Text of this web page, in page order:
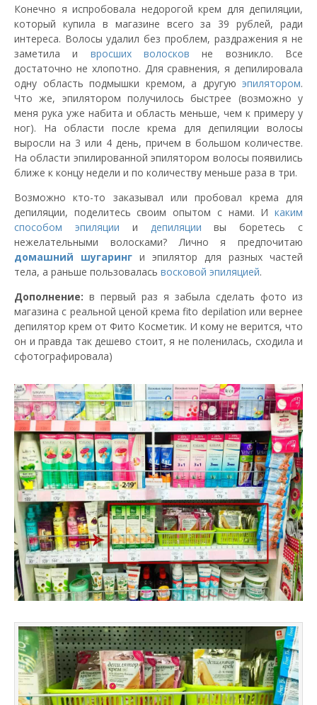
Конечно я испробовала недорогой крем для депиляции,
который купила в магазине всего за 39 рублей, ради
интереса. Волосы удалил без проблем, раздражения я не
заметила и вросших волосков не возникло. Все
достаточно не хлопотно. Для сравнения, я депилировала
одну область подмышки кремом, а другую эпилятором.
Что же, эпилятором получилось быстрее (возможно у
меня рука уже набита и область меньше, чем к примеру у
ног). На области после крема для депиляции волосы
выросли на 3 или 4 день, причем в большом количестве.
На области эпилированной эпилятором волосы появились
ближе к концу недели и по количеству меньше раза в три.
Возможно кто-то заказывал или пробовал крема для
депиляции, поделитесь своим опытом с нами. И каким
способом эпиляции и депиляции вы боретесь с
нежелательными волосками? Лично я предпочитаю
домашний
шугаринг и эпилятор для разных частей
тела, а раньше пользовалась восковой эпиляцией.
Дополнение: в первый раз я забыла сделать фото из
магазина с реальной ценой крема fito depilation или вернее
депилятор крем от Фито Косметик. И кому не верится, что
он и правда так дешево стоит, я не поленилась, сходила и
сфотографировала)